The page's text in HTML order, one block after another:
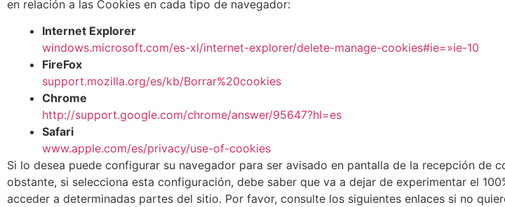
en relación a las Cookies en cada tipo de navegador:
Internet Explorer
windows.microsoft.com/es-xl/internet-explorer/delete-manage-cookies#ie=»ie-10
FireFox
support.mozilla.org/es/kb/Borrar%20cookies
Chrome
http://support.google.com/chrome/answer/95647?hl=es
Safari
www.apple.com/es/privacy/use-of-cookies
Si lo desea puede configurar su navegador para ser avisado en pantalla de la recepción de
obstante, si selecciona esta configuración, debe saber que va a dejar de experimentar el
acceder a determinadas partes del sitio. Por favor, consulte los siguientes enlaces si no